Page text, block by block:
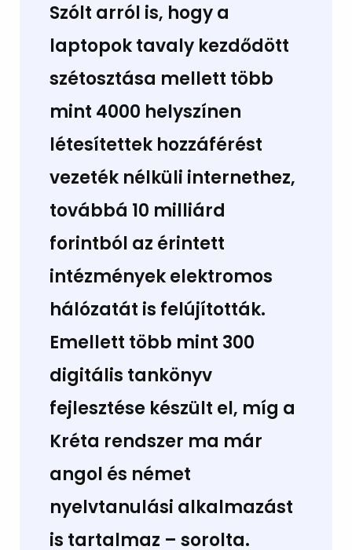
Szólt arról is, hogy a
laptopok tavaly kezdődött
szétosztása mellett több
mint 4000 helyszínen
létesítettek hozzáférést
vezeték nélküli internethez,
továbbá 10 milliárd
forintból az érintett
intézmények elektromos
hálózatát is felújították.
Emellett több mint 300
digitális tankönyv
fejlesztése készült el, míg a
Kréta rendszer ma már
angol és német
nyelvtanulási alkalmazást
is tartalmaz – sorolta.